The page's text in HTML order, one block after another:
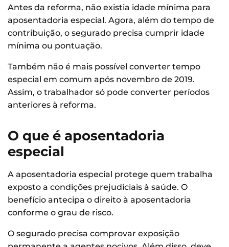
Antes da reforma, não existia idade mínima para
aposentadoria especial. Agora, além do tempo de
contribuição, o segurado precisa cumprir idade
mínima ou pontuação.
Também não é mais possível converter tempo
especial em comum após novembro de 2019.
Assim, o trabalhador só pode converter períodos
anteriores à reforma.
O que é aposentadoria
especial
A aposentadoria especial protege quem trabalha
exposto a condições prejudiciais à saúde. O
benefício antecipa o direito à aposentadoria
conforme o grau de risco.
O segurado precisa comprovar exposição